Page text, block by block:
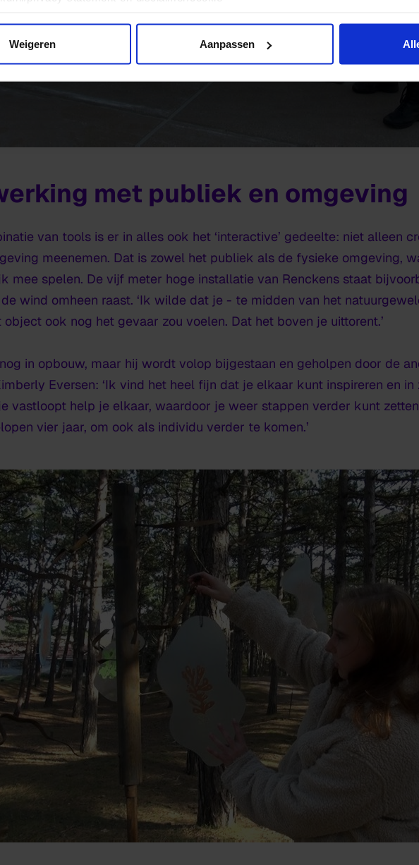
Weigeren Aanpassen
met publiek en omgeving
van tools is er in alles ook het ‘interactive’ gedeelte: niet alleen
meenemen. Dat is zowel het publiek als de fysieke omgeving,
mee spelen. De vijf meter hoge installatie van Renckens staat
wind omheen raast. ‘Ik wilde dat je - te midden van het
ook nog het gevaar zou voelen. Dat het boven je uittorent.’
in opbouw, maar hij wordt volop bijgestaan en geholpen door de
Eversen: ‘Ik vind het heel fijn dat je elkaar kunt inspireren en
vastloopt help je elkaar, waardoor je weer stappen verder kunt
vier jaar, om ook als individu verder te komen.’